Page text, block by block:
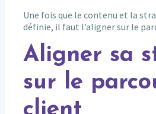
Une fois que le contenu et la
définie, il faut l’aligner sur le
Aligner sa
sur le